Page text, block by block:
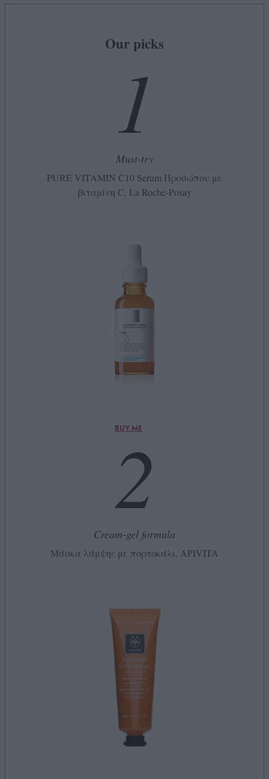
Our picks
1
Must-try
PURE VITAMIN C10 Serum Προσώπου με
βιταμίνη C, La Roche-Posay
BUY ME
2
Cream-gel formula
Μάσκα λάμψης με πορτοκάλι, APIVITA